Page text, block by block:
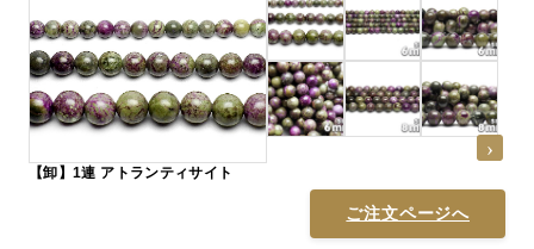
【卸】1連 アトランティサイト
ご注文ページへ